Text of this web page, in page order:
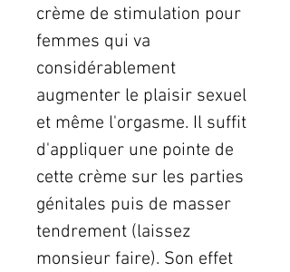
crème de stimulation pour
femmes qui va
considérablement
augmenter le plaisir sexuel
et même l'orgasme. Il suffit
d'appliquer une pointe de
cette crème sur les parties
génitales puis de masser
tendrement (laissez
monsieur faire). Son effet